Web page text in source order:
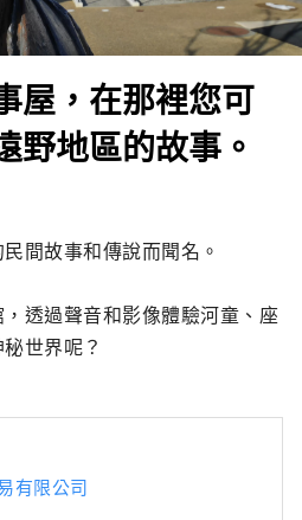
屋，在那裡您可
野地區的故事。
間故事和傳說而聞名。
透過聲音和影像體驗河童、座
世界呢？
有限公司